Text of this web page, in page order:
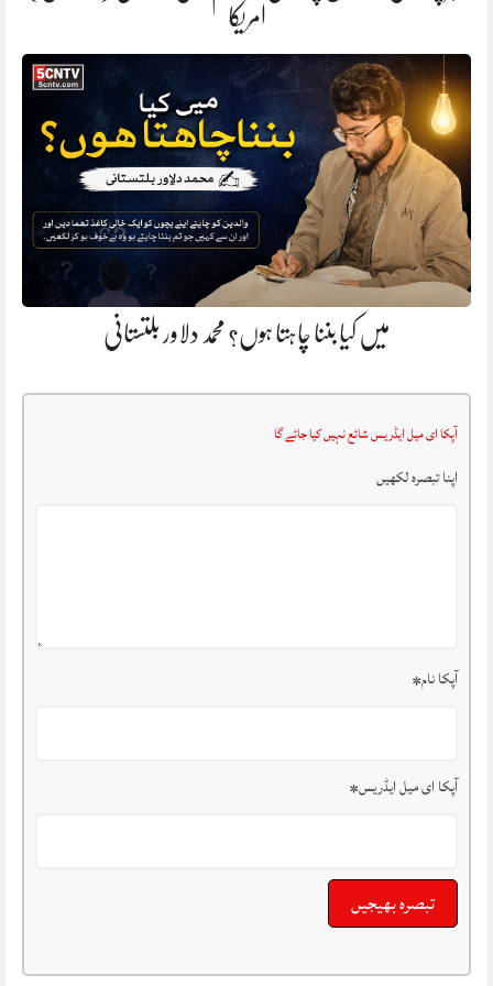
امریکا
میں کیا بننا چاہتا ہوں؟ محمد دلاور بلتستانی
آپکا ای میل ایڈریس شائع نہیں کیا جائے گا
اپنا تبصرہ لکھیں
آپکا نام*
آپکا ای میل ایڈریس*